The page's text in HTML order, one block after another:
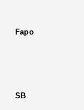
Fapo
SB